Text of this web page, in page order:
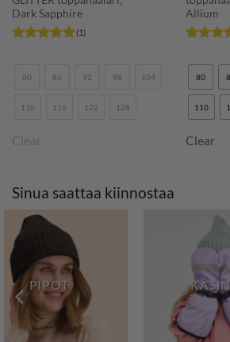
Dark Sapphire
/ 5
(1)
80 86 92 98 104
110 116 122 128
Clear
Allium
80
110
Clear
Sinua saattaa kiinnostaa
MERINOVILLA